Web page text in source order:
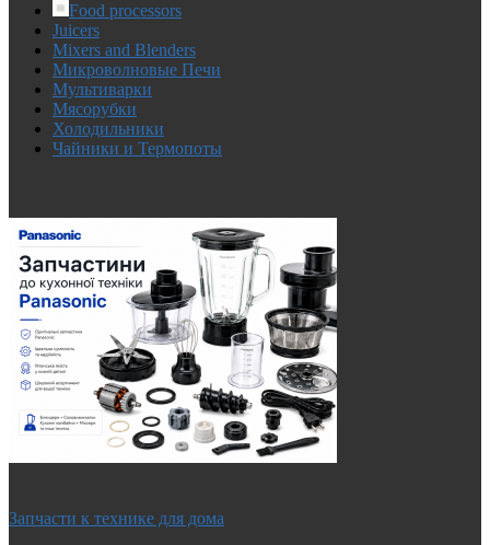
Food processors
Juicers
Mixers and Blenders
Микроволновые Печи
Мультиварки
Мясорубки
Холодильники
Чайники и Термопоты
Запчасти к технике для дома